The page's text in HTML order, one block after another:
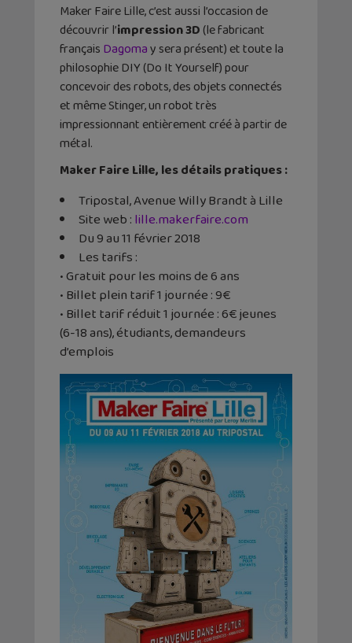
Maker Faire Lille, c’est aussi l’occasion de
découvrir l’impression 3D(le fabricant
français Dagomay sera présent) et toute la
philosophie DIY (Do It Yourself) pour
concevoir des robots, des objets connectés
et même Stinger, un robot très
impressionnant entièrement créé à partir de
métal.
Maker Faire Lille, les détails pratiques :
Tripostal, Avenue Willy Brandt à Lille
Site web :lille.makerfaire.com
Du 9 au 11 février 2018
Les tarifs :
• Gratuit pour les moins de 6 ans
• Billet plein tarif 1 journée : 9€
• Billet tarif réduit 1 journée : 6€ jeunes
(6-18 ans), étudiants, demandeurs
d’emplois